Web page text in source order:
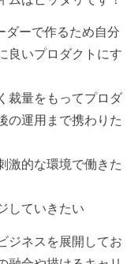
組み
、全てコードレビュ
施している
べき」という価値
、日常的に実施して
全体で遵守するよ
ダーで作るため自分
良いプロダクトにす
裁量をもってプロダ
の運用まで携わりた
激的な環境で働きた
していきたい
ジネスを展開してお